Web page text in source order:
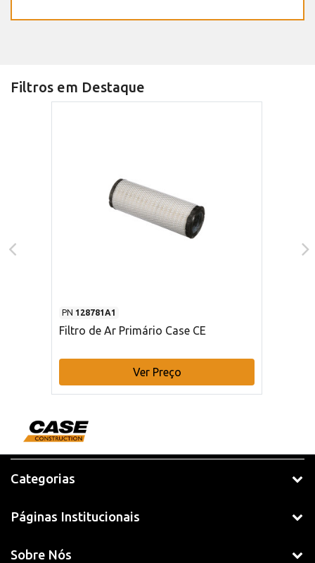
Filtros em Destaque
PN 128781A1
Filtro de Ar Primário Case CE
Ver Preço
Categorias
Páginas Institucionais
Sobre Nós